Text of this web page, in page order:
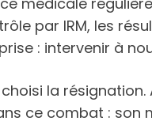
par IRM, les
: intervenir à
la
ce combat :